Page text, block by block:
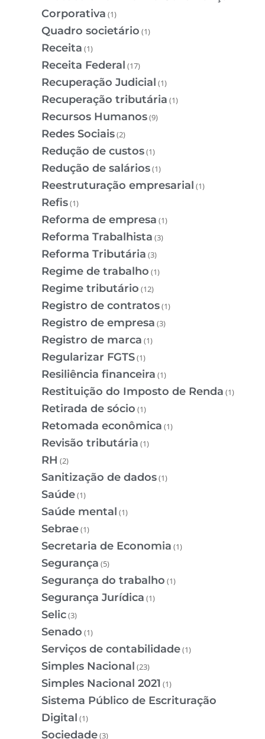
Corporativa (1)
Quadro societário (1)
Receita (1)
Receita Federal (17)
Recuperação Judicial (1)
Recuperação tributária (1)
Recursos Humanos(9)
Redes Sociais(2)
Redução de custos(1)
Redução de salários(1)
Reestruturação empresarial (1)
Refis(1)
Reforma de empresa (1)
Reforma Trabalhista (3)
Reforma Tributária (3)
Regime de trabalho (1)
Regime tributário (12)
Registro de contratos(1)
Registro de empresa (3)
Registro de marca (1)
Regularizar FGTS(1)
Resiliência financeira (1)
Restituição do Imposto de Renda (1)
Retirada de sócio (1)
Retomada econômica (1)
Revisão tributária (1)
RH (2)
Sanitização de dados(1)
Saúde(1)
Saúde mental (1)
Sebrae(1)
Secretaria de Economia (1)
Segurança (5)
Segurança do trabalho (1)
Segurança Jurídica (1)
Selic(3)
Senado (1)
Serviços de contabilidade(1)
Simples Nacional (23)
Simples Nacional 2021 (1)
Sistema Público de Escrituração
Digital (1)
Sociedade(3)